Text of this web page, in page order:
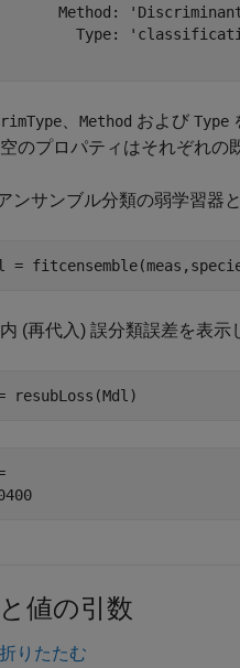
Method:
Type:
Method および Type
のプロパティはそれぞれの
ンサンブル分類の弱学習器
=
(再代入) 誤分類誤差を表示
resubLoss(Mdl)
値の引数
りたたむ